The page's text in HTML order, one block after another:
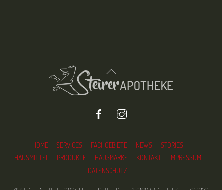
Back
To
Facebook
HOME SERVICES FACHGEBIETE NEWS
STORIES
HAUSMITTEL
PRODUKTE HAUSMARKE KONTAKT
IMPRESSUM
DATENSCHUTZ